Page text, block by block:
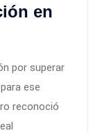
en
por superar
ese
reconoció